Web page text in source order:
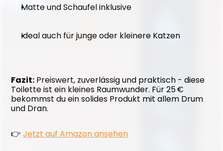
Matte und Schaufel inklusive
Ideal auch für junge oder kleinere Katzen
Fazit: Preiswert, zuverlässig und praktisch - diese
Toilette ist ein kleines Raumwunder. Für 25 €
bekommst du ein solides Produkt mit allem Drum
und Dran.
👉 Jetzt auf Amazon ansehen